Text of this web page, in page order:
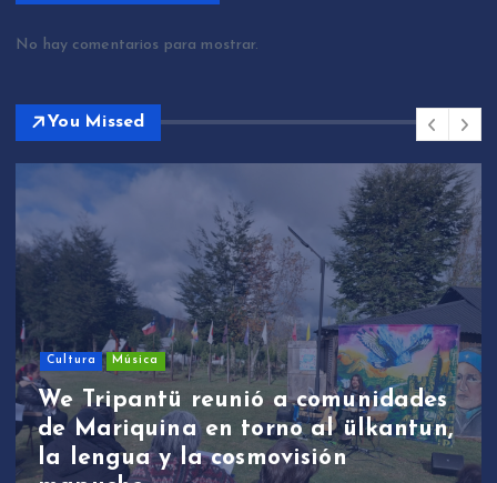
No hay comentarios para mostrar.
You Missed
Cultura Música
We Tripantü reunió a comunidades
de Mariquina en torno al ülkantun,
la lengua y la cosmovisión